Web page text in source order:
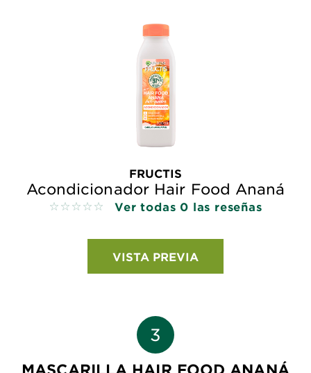
FRUCTIS
Acondicionador Hair Food Ananá
No reviews Ver todas 0 las reseñas
VISTA PREVIA
MASCARILLA HAIR FOOD ANANÁ